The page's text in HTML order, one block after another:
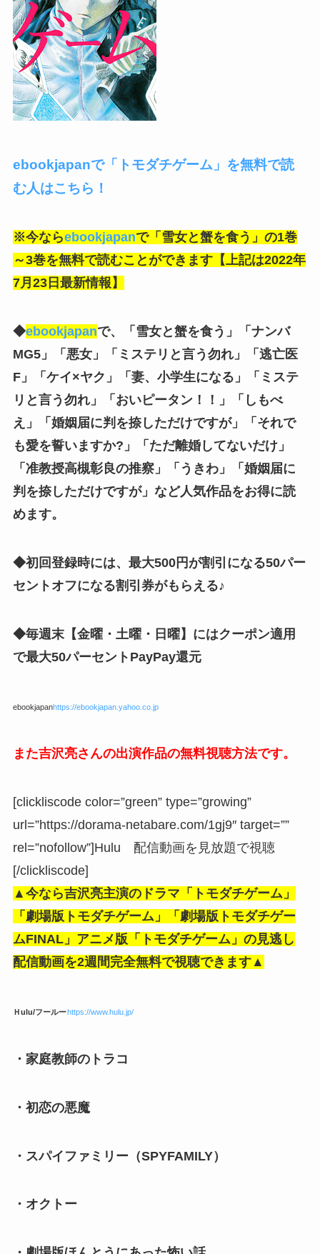
ebookjapanで「トモダチゲーム」を無料で読
む人はこちら！
※今ならebookjapanで「雪女と蟹を食う」の1巻
～3巻を無料で読むことができます【上記は2022年
7月23日最新情報】
◆ebookjapanで、「雪女と蟹を食う」「ナンバ
MG5」「悪女」「ミステリと言う勿れ」「逃亡医
F」「ケイ×ヤク」「妻、小学生になる」「 ミステ
リと言う勿れ」「おいピータン！！」「しもべ
え」「婚姻届に判を捺しただけですが」「それで
も愛を誓いますか?」「ただ離婚してないだけ」
「准教授高槻彰良の推察」「うきわ」「婚姻届に
判を捺しただけですが」 など人気作品をお得に読
めます。
◆初回登録時には、最大500円が割引になる50パー
セントオフになる割引券がもらえる♪
◆毎週末【金曜・土曜・日曜】にはクーポン適用
で最大50パーセントPayPay還元
ebookjapanhttps://ebookjapan.yahoo.co.jp
また吉沢亮さんの出演作品の無料視聴方法です。
[clickliscode color=”green” type=”growing”
url=”https://dorama-netabare.com/1gj9″ target=””
rel=”nofollow”]Hulu 配信動画を見放題で視聴
[/clickliscode]
▲今なら吉沢亮主演のドラマ「トモダチゲーム」
「劇場版トモダチゲーム」「劇場版トモダチゲー
ムFINAL」アニメ版「トモダチゲーム」 の見逃し
配信動画を2週間完全無料で視聴できます▲
Ｈulu/フールーhttps://www.hulu.jp/
・家庭教師のトラコ
・初恋の悪魔
・スパイファミリー（SPYFAMILY）
・オクトー